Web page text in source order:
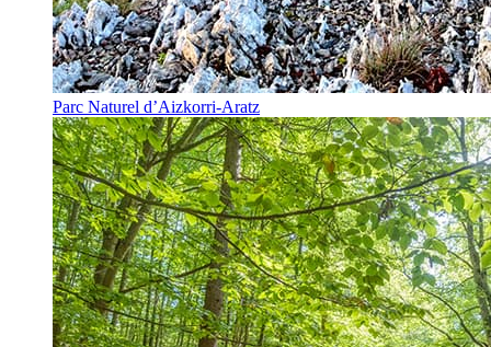
Parc Naturel d’Aizkorri-Aratz